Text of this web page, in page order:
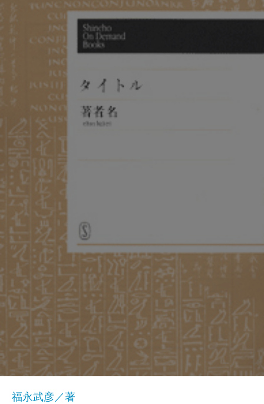
福永武彦／著